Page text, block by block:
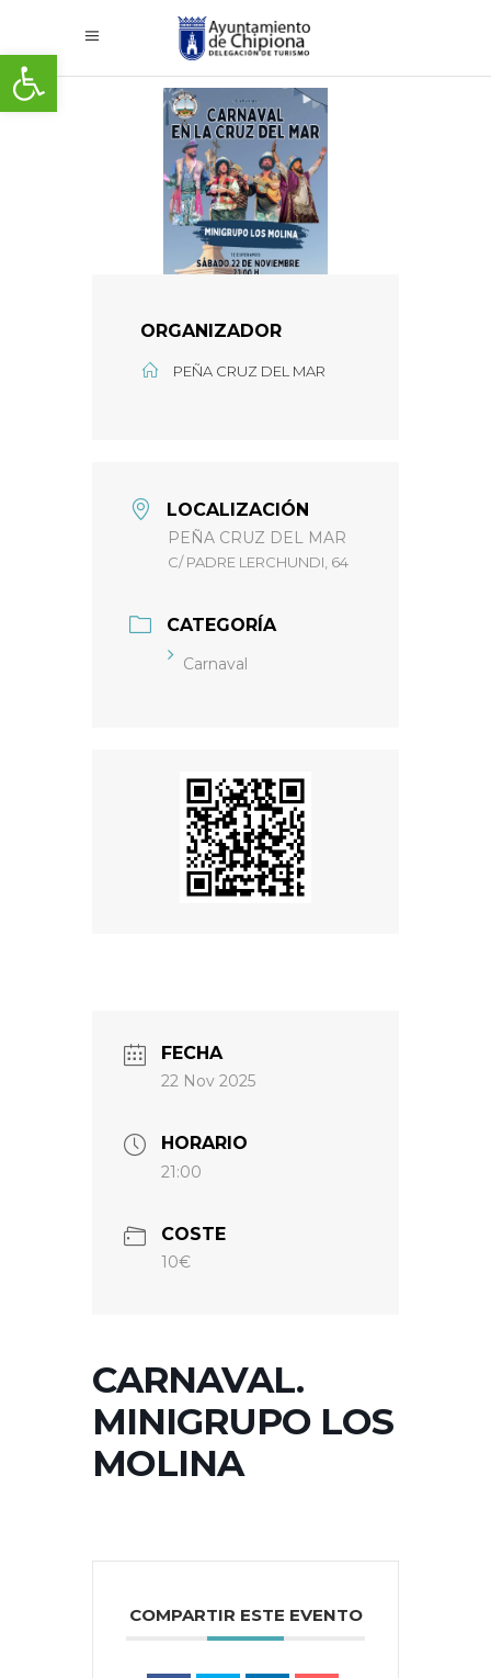
Abrir barra de herramientas
ORGANIZADOR
PEÑA CRUZ DEL MAR
LOCALIZACIÓN
PEÑA CRUZ DEL MAR
C/ PADRE LERCHUNDI, 64
CATEGORÍA
Carnaval
FECHA
22 Nov 2025
HORARIO
21:00
COSTE
10€
CARNAVAL.
MINIGRUPO LOS
MOLINA
COMPARTIR ESTE EVENTO